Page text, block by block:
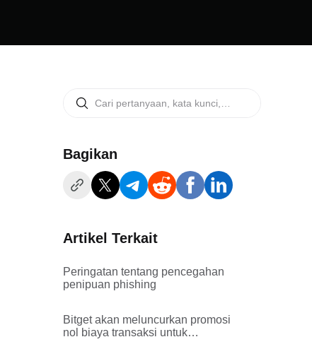
Bagikan
Artikel Terkait
Peringatan tentang pencegahan
penipuan phishing
Bitget akan meluncurkan promosi
nol biaya transaksi untuk